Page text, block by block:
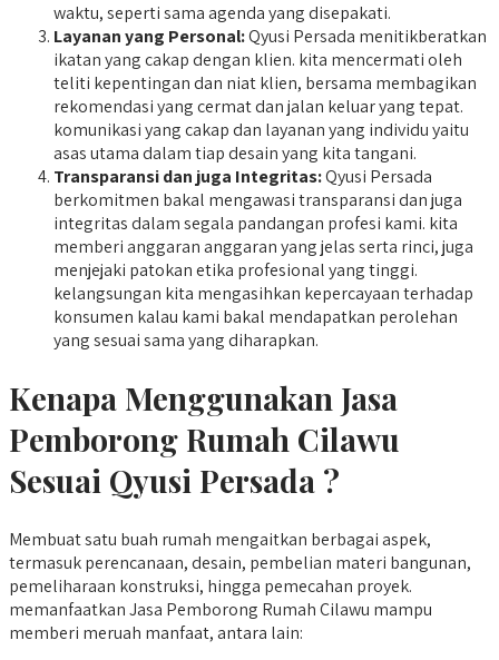
waktu, seperti sama agenda yang disepakati.
Layanan yang Personal:Qyusi Persada menitikberatkan
ikatan yang cakap dengan klien. kita mencermati oleh
teliti kepentingan dan niat klien, bersama membagikan
rekomendasi yang cermat dan jalan keluar yang tepat.
komunikasi yang cakap dan layanan yang individu yaitu
asas utama dalam tiap desain yang kita tangani.
Transparansi dan juga Integritas:Qyusi Persada
berkomitmen bakal mengawasi transparansi dan juga
integritas dalam segala pandangan profesi kami. kita
memberi anggaran anggaran yang jelas serta rinci, juga
menjejaki patokan etika profesional yang tinggi.
kelangsungan kita mengasihkan kepercayaan terhadap
konsumen kalau kami bakal mendapatkan perolehan
yang sesuai sama yang diharapkan.
Kenapa Menggunakan Jasa
Pemborong Rumah Cilawu
Sesuai Qyusi Persada ?
Membuat satu buah rumah mengaitkan berbagai aspek,
termasuk perencanaan, desain, pembelian materi bangunan,
pemeliharaan konstruksi, hingga pemecahan proyek.
memanfaatkan Jasa Pemborong Rumah Cilawu mampu
memberi meruah manfaat, antara lain: